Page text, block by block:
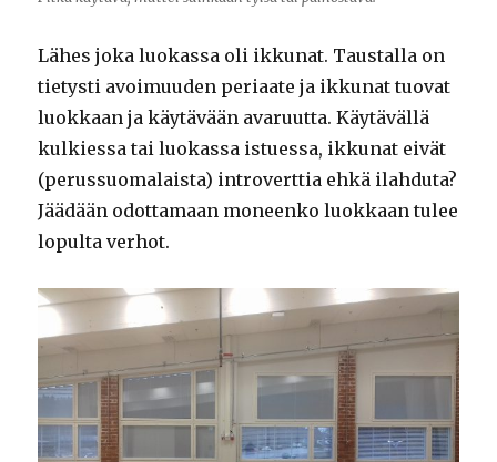
Lähes joka luokassa oli ikkunat. Taustalla on
tietysti avoimuuden periaate ja ikkunat tuovat
luokkaan ja käytävään avaruutta. Käytävällä
kulkiessa tai luokassa istuessa, ikkunat eivät
(perussuomalaista) introverttia ehkä ilahduta?
Jäädään odottamaan moneenko luokkaan tulee
lopulta verhot.